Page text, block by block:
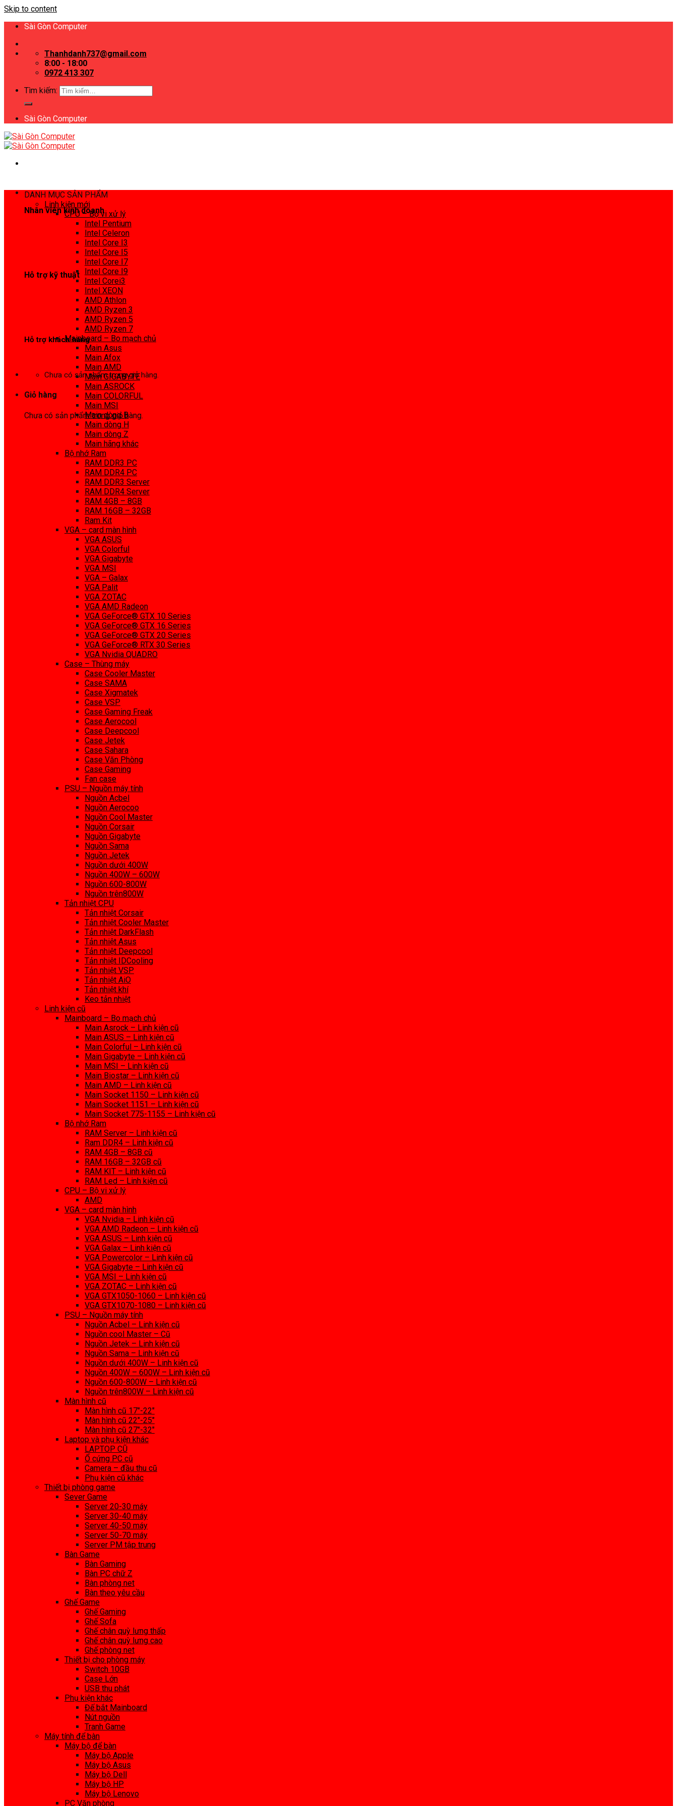
Skip to content
Sài Gòn Computer
Thanhdanh737@gmail.com
8:00 - 18:00
0972 413 307
Tìm kiếm:
Sài Gòn Computer
Nhân viên kinh doanh
Hỗ trợ kỹ thuật
Hỗ trợ khách hàng
Chưa có sản phẩm trong giỏ hàng.
Giỏ hàng
Chưa có sản phẩm trong giỏ hàng.
DANH MỤC SẢN PHẨM
Linh kiện mới
CPU – Bộ vi xử lý
Intel Pentium
Intel Celeron
Intel Core I3
Intel Core I5
Intel Core I7
Intel Core I9
Intel Corei3
Intel XEON
AMD Athlon
AMD Ryzen 3
AMD Ryzen 5
AMD Ryzen 7
Mainboard – Bo mạch chủ
Main Asus
Main Afox
Main AMD
Main GIGABYTE
Main ASROCK
Main COLORFUL
Main MSI
Main dòng B
Main dòng H
Main dòng Z
Main hãng khác
Bộ nhớ Ram
RAM DDR3 PC
RAM DDR4 PC
RAM DDR3 Server
RAM DDR4 Server
RAM 4GB – 8GB
RAM 16GB – 32GB
Ram Kit
VGA – card màn hình
VGA ASUS
VGA Colorful
VGA Gigabyte
VGA MSI
VGA – Galax
VGA Palit
VGA ZOTAC
VGA AMD Radeon
VGA GeForce® GTX 10 Series
VGA GeForce® GTX 16 Series
VGA GeForce® GTX 20 Series
VGA GeForce® RTX 30 Series
VGA Nvidia QUADRO
Case – Thùng máy
Case Cooler Master
Case SAMA
Case Xigmatek
Case VSP
Case Gaming Freak
Case Aerocool
Case Deepcool
Case Jetek
Case Sahara
Case Văn Phòng
Case Gaming
Fan case
PSU – Nguồn máy tính
Nguồn Acbel
Nguồn Aerocoo
Nguồn Cool Master
Nguồn Corsair
Nguồn Gigabyte
Nguồn Sama
Nguồn Jetek
Nguồn dưới 400W
Nguồn 400W – 600W
Nguồn 600-800W
Nguồn trên800W
Tản nhiệt CPU
Tản nhiệt Corsair
Tản nhiệt Cooler Master
Tản nhiệt DarkFlash
Tản nhiệt Asus
Tản nhiệt Deepcool
Tản nhiệt IDCooling
Tản nhiệt VSP
Tản nhiệt AiO
Tản nhiệt khí
Keo tản nhiệt
Linh kiện cũ
Mainboard – Bo mạch chủ
Main Asrock – Linh kiện cũ
Main ASUS – Linh kiện cũ
Main Colorful – Linh kiện cũ
Main Gigabyte – Linh kiện cũ
Main MSI – Linh kiện cũ
Main Biostar – Linh kiện cũ
Main AMD – Linh kiện cũ
Main Socket 1150 – Linh kiện cũ
Main Socket 1151 – Linh kiện cũ
Main Socket 775-1155 – Linh kiện cũ
Bộ nhớ Ram
RAM Server – Linh kiện cũ
Ram DDR4 – Linh kiện cũ
RAM 4GB – 8GB cũ
RAM 16GB – 32GB cũ
RAM KIT – Linh kiện cũ
RAM Led – Linh kiện cũ
CPU – Bộ vi xử lý
AMD
VGA – card màn hình
VGA Nvidia – Linh kiện cũ
VGA AMD Radeon – Linh kiện cũ
VGA ASUS – Linh kiện cũ
VGA Galax – Linh kiện cũ
VGA Powercolor – Linh kiện cũ
VGA Gigabyte – Linh kiện cũ
VGA MSI – Linh kiện cũ
VGA ZOTAC – Linh kiện cũ
VGA GTX1050-1060 – Linh kiện cũ
VGA GTX1070-1080 – Linh kiện cũ
PSU – Nguồn máy tính
Nguồn Acbel – Linh kiện cũ
Nguồn cool Master – Cũ
Nguồn Jetek – Linh kiện cũ
Nguồn Sama – Linh kiện cũ
Nguồn dưới 400W – Linh kiện cũ
Nguồn 400W – 600W – Linh kiện cũ
Nguồn 600-800W – Linh kiện cũ
Nguồn trên800W – Linh kiện cũ
Màn hình cũ
Màn hình cũ 17″-22″
Màn hình cũ 22″-25″
Màn hình cũ 27″-32″
Laptop và phụ kiện khác
LAPTOP CŨ
Ổ cứng PC cũ
Camera – đầu thu cũ
Phụ kiện cũ khác
Thiết bị phòng game
Sever Game
Server 20-30 máy
Server 30-40 máy
Server 40-50 máy
Server 50-70 máy
Server PM tập trung
Bàn Game
Bàn Gaming
Bàn PC chữ Z
Bàn phòng net
Bàn theo yêu cầu
Ghế Game
Ghế Gaming
Ghế Sofa
Ghế chân quỳ lưng thấp
Ghế chân quỳ lưng cao
Ghế phòng net
Thiết bị cho phòng máy
Switch 10GB
Case Lớn
USB thu phát
Phụ kiện khác
Đế bắt Mainboard
Nút nguồn
Tranh Game
Máy tính để bàn
Máy bộ để bàn
Máy bộ Apple
Máy bộ Asus
Máy bộ Dell
Máy bộ HP
Máy bộ Lenovo
PC Văn phòng